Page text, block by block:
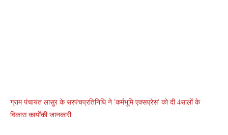
ग्राम पंचायत लासुर के सरपंचप्रतिनिधि ने 'कर्मभूमि एक्सप्रेस' को दी 4सालों के
विकास कार्योंकी जानकारी